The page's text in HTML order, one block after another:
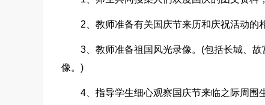
2、教师准备有关国庆节来历和庆祝活动的
3、教师准备祖国风光录像。(包括长城、
像。)
4、指导学生细心观察国庆节来临之际周围